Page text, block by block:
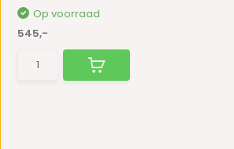
Op voorraad
545,-